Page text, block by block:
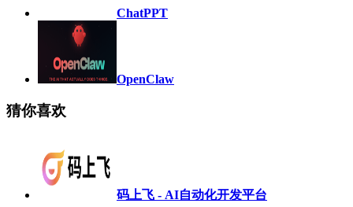
ChatPPT
OpenClaw
猜你喜欢
码上飞 - AI自动化开发平台